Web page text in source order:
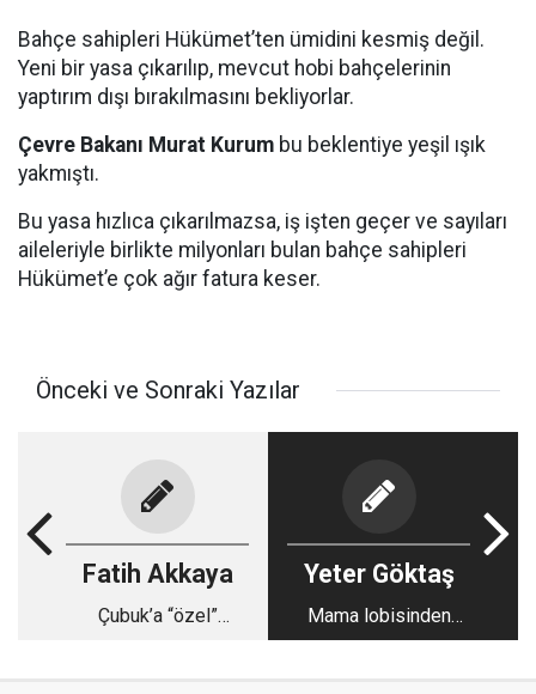
Bahçe sahipleri Hükümet’ten ümidini kesmiş değil.
Yeni bir yasa çıkarılıp, mevcut hobi bahçelerinin
yaptırım dışı bırakılmasını bekliyorlar.
Çevre Bakanı Murat Kurum bu beklentiye yeşil ışık
yakmıştı.
Bu yasa hızlıca çıkarılmazsa, iş işten geçer ve sayıları
aileleriyle birlikte milyonları bulan bahçe sahipleri
Hükümet’e çok ağır fatura keser.
Önceki ve Sonraki Yazılar
Fatih Akkaya
Çubuk’a “özel”
Yeter Göktaş
Mama lobisinden
karşı atak!